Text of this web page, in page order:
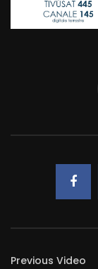
Previous Video